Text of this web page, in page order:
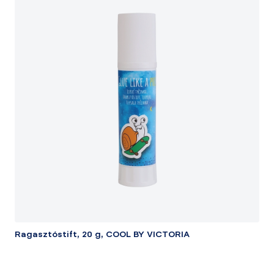
Ragasztóstift, 20 g, COOL BY VICTORIA